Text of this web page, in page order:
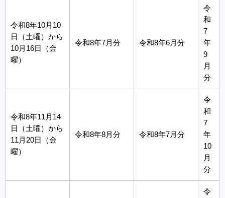
令和8年10月10
日（土曜）から
10月16日（金
曜）
令和8年7月分 令和8年6月分
令
和
7
年
9
月
分
令和8年11月14
日（土曜）から
11月20日（金
曜）
令和8年8月分 令和8年7月分
令
和
7
年
10
月
分
令